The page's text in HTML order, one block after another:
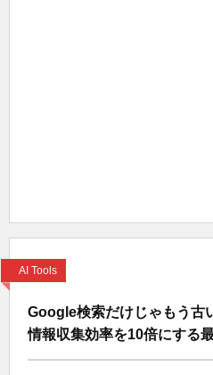
AI Tools
Google検索だけじゃもう古
情報収集効率を10倍にする